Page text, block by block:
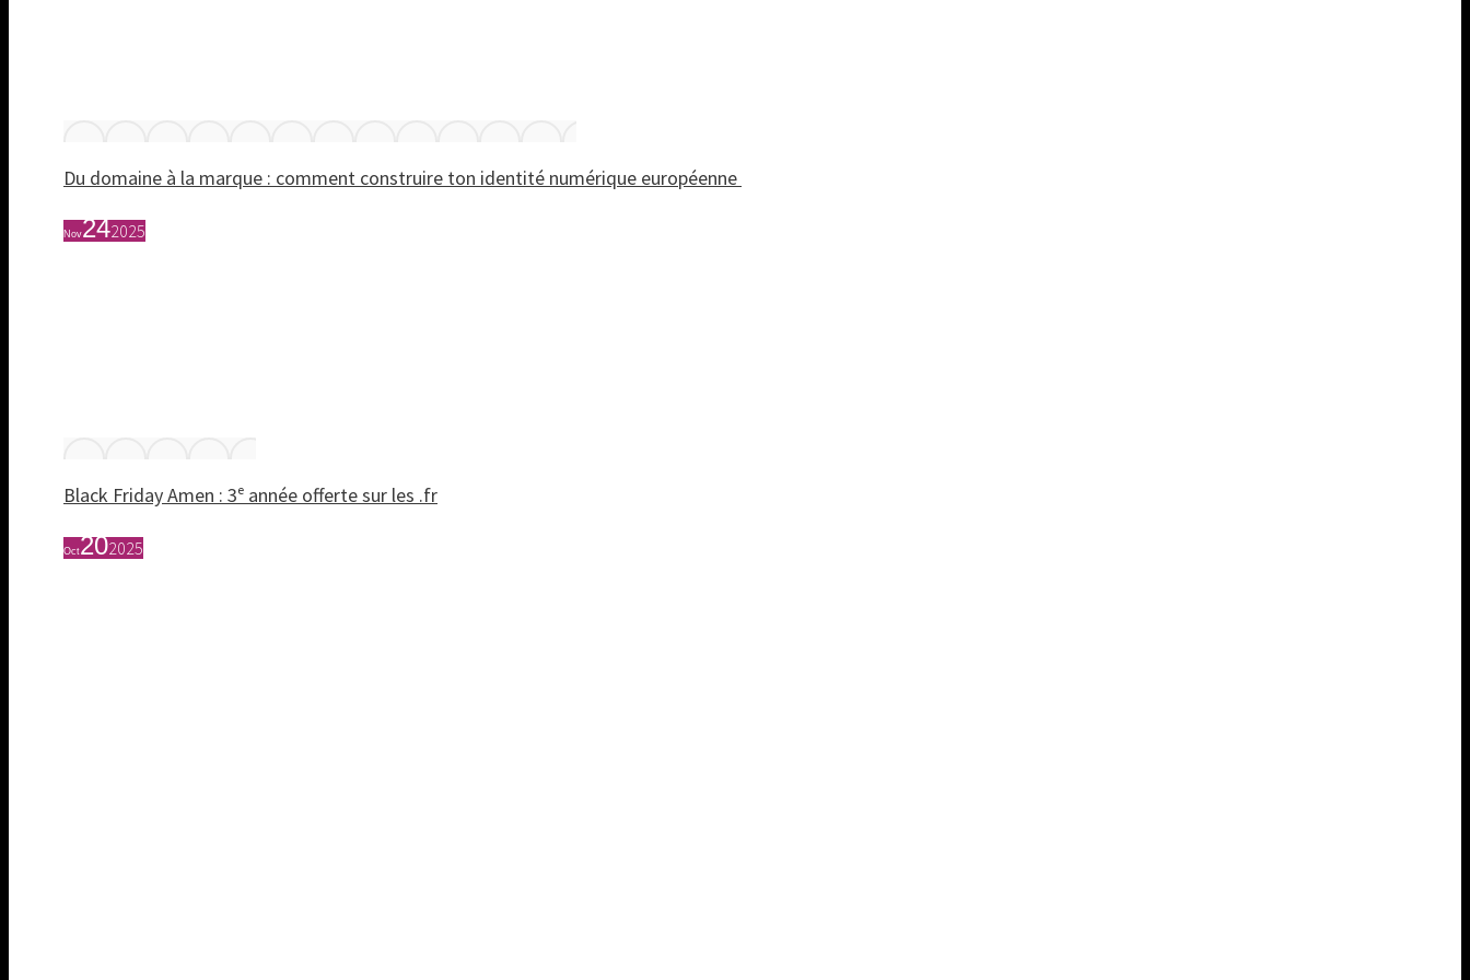
Du domaine à la marque : comment construire ton identité numérique européenne
Nov242025
Black Friday Amen : 3ᵉ année offerte sur les .fr
Oct202025